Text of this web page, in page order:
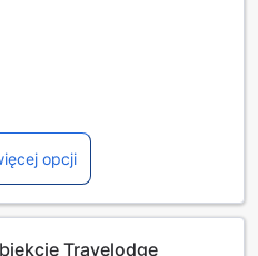
opcji
Travelodge